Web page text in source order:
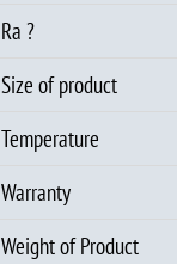
Ra ?
Size of product
Temperature
Warranty
Weight of Product